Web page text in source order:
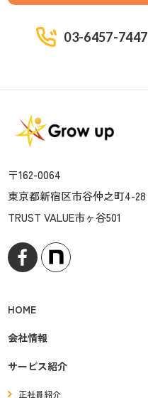
03-6457-7447
〒162-0064
東京都新宿区市谷仲之町4-28
TRUST VALUE市ヶ谷501
HOME
サービス紹介
正社員紹介
会社情報